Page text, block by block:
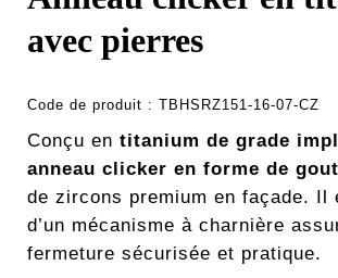
avec pierres
Code de produit : TBHSRZ151-16-07-CZ
Conçu en titanium de grade
anneau clicker en forme de
de zircons premium en façade. Il
d’un mécanisme à charnière
fermeture sécurisée et pratique.